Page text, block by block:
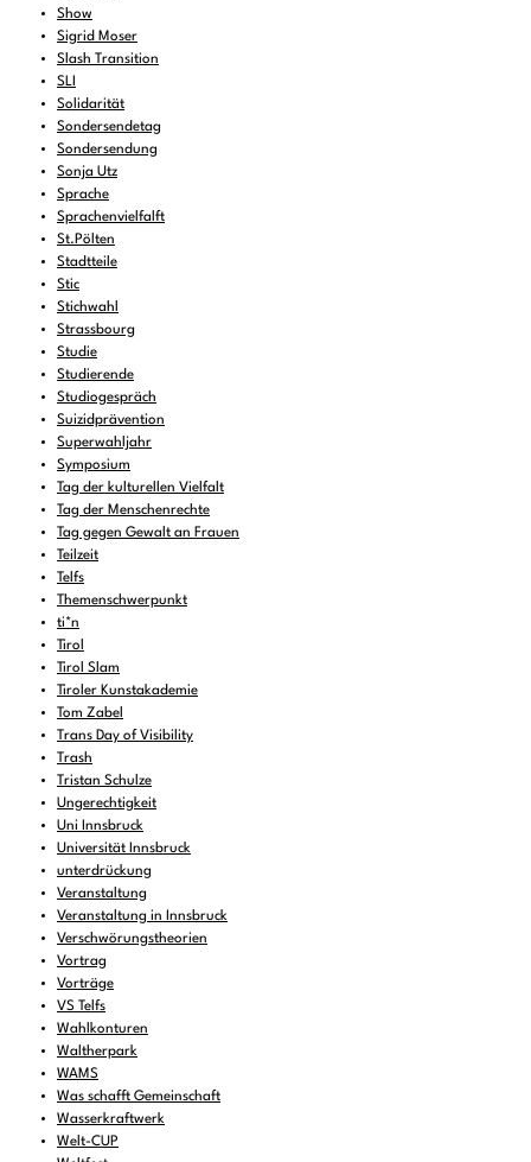
Show
Sigrid Moser
Slash Transition
SLI
Solidarität
Sondersendetag
Sondersendung
Sonja Utz
Sprache
Sprachenvielfalft
St.Pölten
Stadtteile
Stic
Stichwahl
Strassbourg
Studie
Studierende
Studiogespräch
Suizidprävention
Superwahljahr
Symposium
Tag der kulturellen Vielfalt
Tag der Menschenrechte
Tag gegen Gewalt an Frauen
Teilzeit
Telfs
Themenschwerpunkt
ti*n
Tirol
Tirol Slam
Tiroler Kunstakademie
Tom Zabel
Trans Day of Visibility
Trash
Tristan Schulze
Ungerechtigkeit
Uni Innsbruck
Universität Innsbruck
unterdrückung
Veranstaltung
Veranstaltung in Innsbruck
Verschwörungstheorien
Vortrag
Vorträge
VS Telfs
Wahlkonturen
Waltherpark
WAMS
Was schafft Gemeinschaft
Wasserkraftwerk
Welt-CUP